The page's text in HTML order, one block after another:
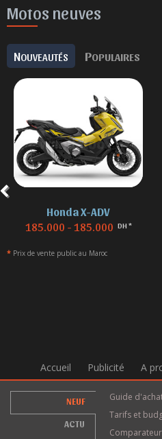
Motos neuves
NOUVEAUTÉS POPULAIRES
Aprilia RS
54.950 - 61.950 DH *
* Prix de vente public au Maroc
Accueil Publicité A
NEUF
ACTU
Guide
Tarifs et
Comparateur